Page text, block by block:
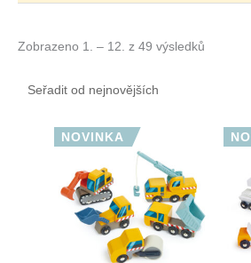
Zobrazeno 1. – 12. z 49 výsledků
NOVINKA